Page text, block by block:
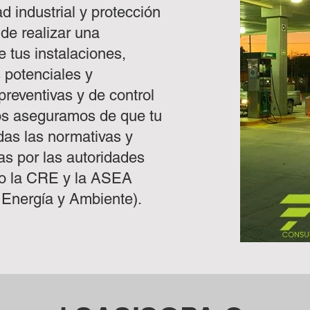
industrial y protección
realizar una
tus instalaciones,
y
y de control
aseguramos de que tu
las normativas y
por las autoridades
la CRE y la ASEA
y Ambiente).